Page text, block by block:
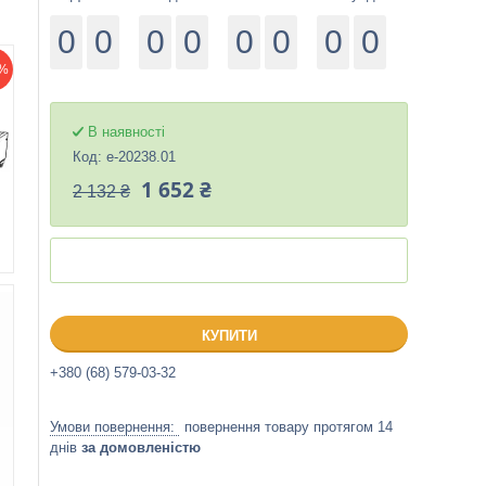
0 0 0 0 0 0 0 0
В наявності
Код: е-20238.01
2 132 ₴ 1 652 ₴
КУПИТИ
+380 (68) 579-03-32
повернення товару протягом 14
днів за домовленістю